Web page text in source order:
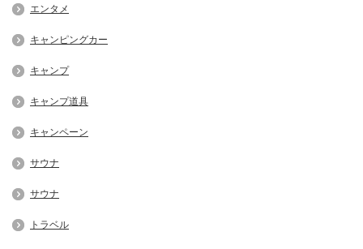
エンタメ
キャンピングカー
キャンプ
キャンプ道具
キャンペーン
サウナ
サウナ
トラベル